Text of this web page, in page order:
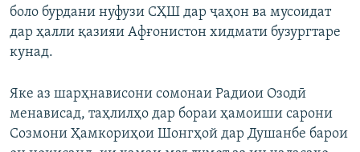
боло бурдани нуфузи СҲШ дар ҷаҳон ва мусоидат
дар ҳалли қазияи Афғонистон хидмати бузургтаре
кунад.
Яке аз шарҳнависони сомонаи Радиои Озодӣ
менависад, таҳлилҳо дар бораи ҳамоиши сарони
Созмони Ҳамкориҳои Шонгҳой дар Душанбе барои